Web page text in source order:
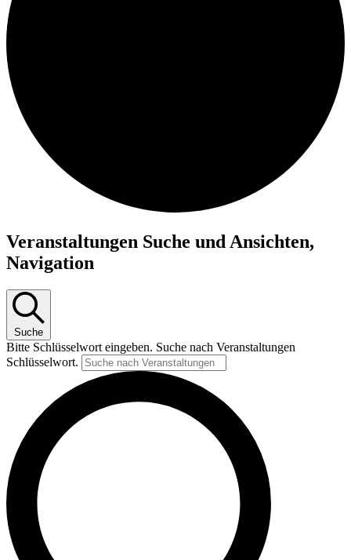
Veranstaltungen
für
23.08.25
Veranstaltungen Suche und Ansichten,
Navigation
Suche
Bitte Schlüsselwort eingeben. Suche nach Veranstaltungen
Schlüsselwort.